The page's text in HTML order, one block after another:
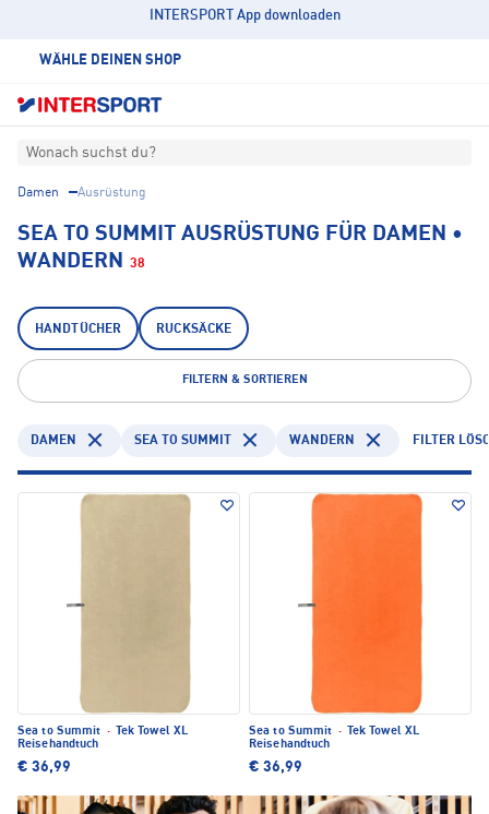
INTERSPORT App downloaden
WÄHLE DEINEN SHOP
Wonach suchst du?
Damen Ausrüstung
SEA TO SUMMIT AUSRÜSTUNG FÜR DAMEN •
WANDERN 38
HANDTÜCHER RUCKSÄCKE
FILTERN & SORTIEREN
DAMEN SEA TO SUMMIT WANDERN FILTER
Sea to Summit ·
Tek Towel XL
Reisehandtuch
€ 36,99
Sea to Summit ·
Tek Towel XL
Reisehandtuch
€ 36,99